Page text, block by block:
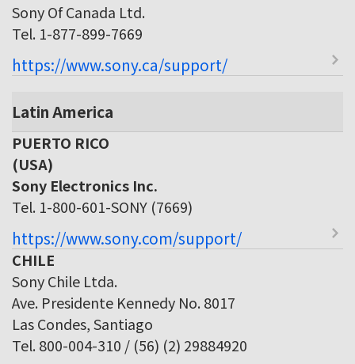
Sony Of Canada Ltd.
Tel. 1-877-899-7669
https://www.sony.ca/support/
Latin America
PUERTO RICO
(USA)
Sony Electronics Inc.
Tel. 1-800-601-SONY (7669)
https://www.sony.com/support/
CHILE
Sony Chile Ltda.
Ave. Presidente Kennedy No. 8017
Las Condes, Santiago
Tel. 800-004-310 / (56) (2) 29884920